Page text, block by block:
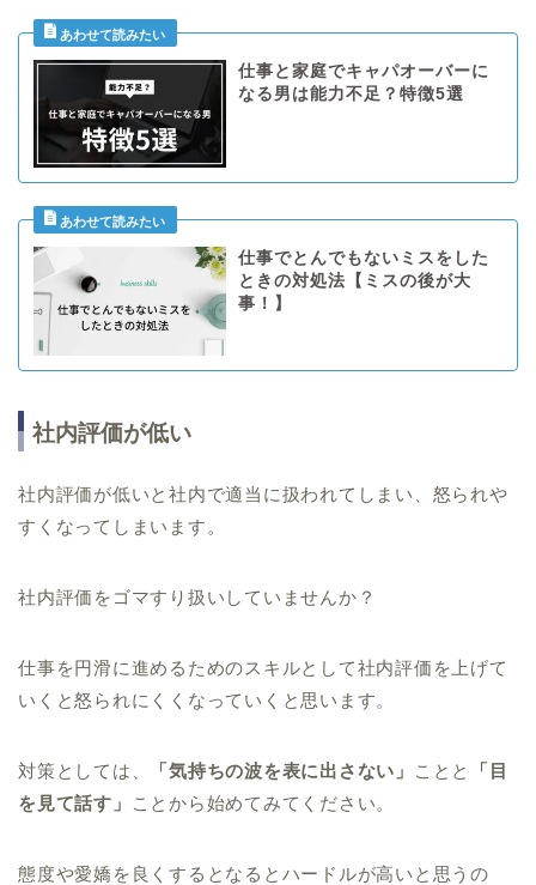
仕事と家庭でキャパオーバーに
なる男は能力不足？特徴5選
仕事でとんでもないミスをした
ときの対処法【ミスの後が大
事！】
社内評価が低い
社内評価が低いと社内で適当に扱われてしまい、怒られや
すくなってしまいます。
社内評価をゴマすり扱いしていませんか？
仕事を円滑に進めるためのスキルとして社内評価を上げて
いくと怒られにくくなっていくと思います。
対策としては、 「気持ちの波を表に出さない」 ことと
「目
を見て話す」
ことから始めてみてください。
態度や愛嬌を良くするとなるとハードルが高いと思うの